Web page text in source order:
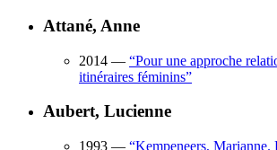
Attané, Anne
2014 — “Pour une approche
itinéraires féminins”
Aubert, Lucienne
1993 — “Kempeneers, Marianne.